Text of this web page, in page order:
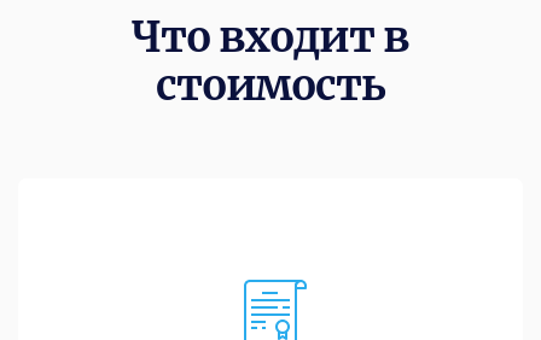
Что входит в
стоимость